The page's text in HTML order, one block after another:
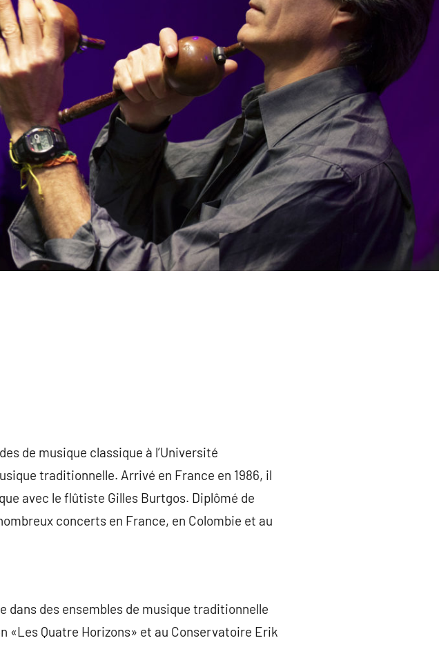
de musique classique à l’Université
traditionnelle. Arrivé en France en 1986, il
avec le flûtiste Gilles Burtgos. Diplômé de
concerts en France, en Colombie et au
dans des ensembles de musique traditionnelle
«Les Quatre Horizons» et au Conservatoire Erik